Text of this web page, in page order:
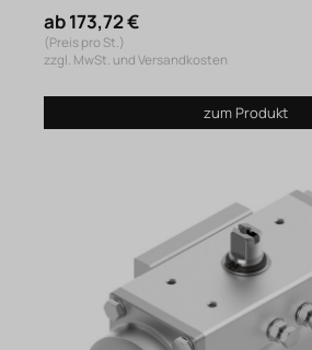
ab 173,72 €
(Preis pro St.)
zzgl. MwSt. und Versandkosten
zum Produkt